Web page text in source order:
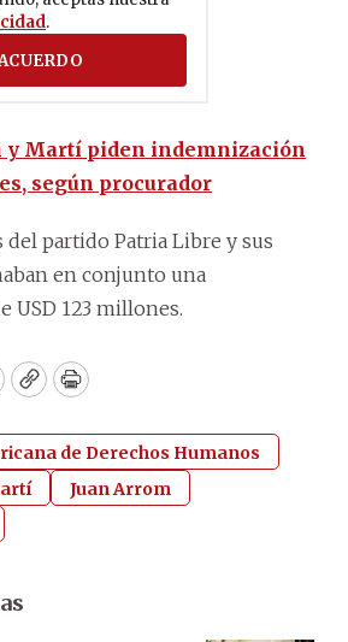
y Martí piden indemnización
según procurador
partido Patria Libre y sus
en conjunto una
USD 123 millones.
CopyPrint
de Derechos Humanos
Juan Arrom